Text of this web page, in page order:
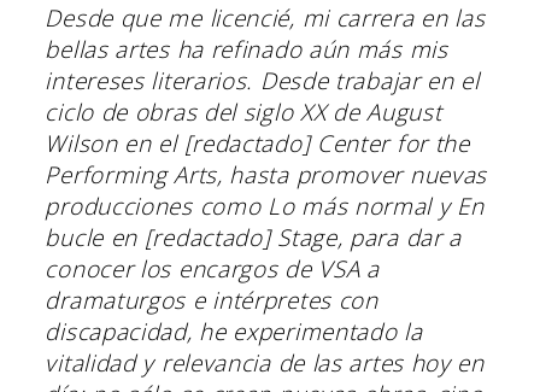
Desde que me licencié, mi carrera en las
bellas artes ha refinado aún más mis
intereses literarios. Desde trabajar en el
ciclo de obras del siglo XX de August
Wilson en el [redactado] Center for the
Performing Arts, hasta promover nuevas
producciones como Lo más normaly En
bucleen [redactado] Stage, para dar a
conocer los encargos de VSA a
dramaturgos e intérpretes con
discapacidad, he experimentado la
vitalidad y relevancia de las artes hoy en